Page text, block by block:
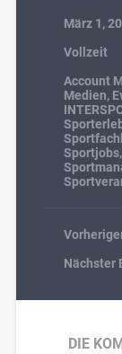
März 1,
Vollzeit
Account
Medien,
Sportjobs,
Nächster
DIE